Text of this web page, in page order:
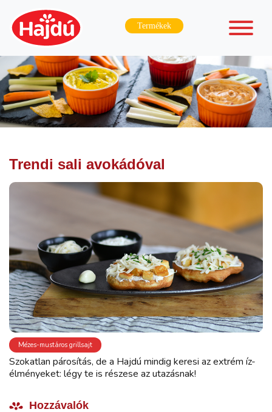
Termékek
Trendi sali avokádóval
Mézes-mustáros grillsajt
Szokatlan párosítás, de a Hajdú mindig keresi az extrém íz-
élményeket: légy te is részese az utazásnak!
Hozzávalók